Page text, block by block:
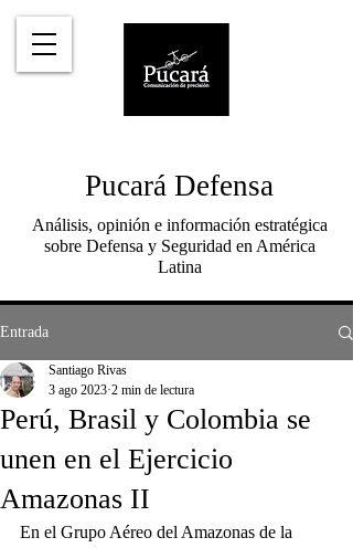
Pucará Defensa
Análisis, opinión e información estratégica
sobre Defensa y Seguridad en América
Latina
Entrada
Perú, Brasil y Colombia se
unen en el Ejercicio
Amazonas II
Santiago Rivas
3 ago 2023 2 min de lectura
En el Grupo Aéreo del Amazonas de la